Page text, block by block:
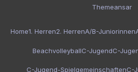
Themeansar
Home1. Herren2. HerrenA/B-Juniorinnen
BeachvolleyballC-JugendC-
C-Jugend-SpielgemeinschaftenC-